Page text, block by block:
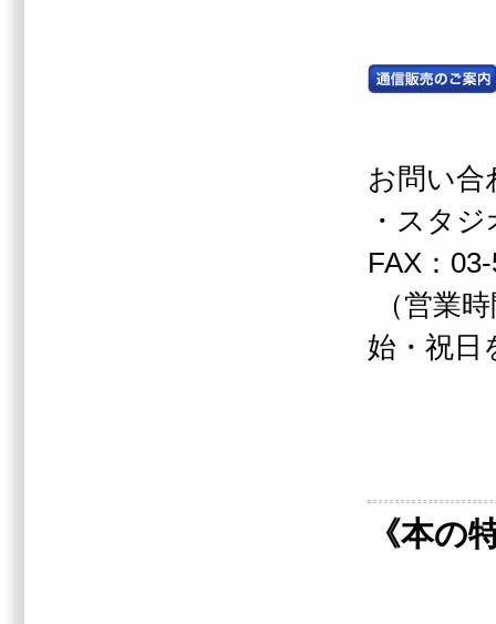
お問い
・スタ
FAX：
（営業
始・祝日
《本の